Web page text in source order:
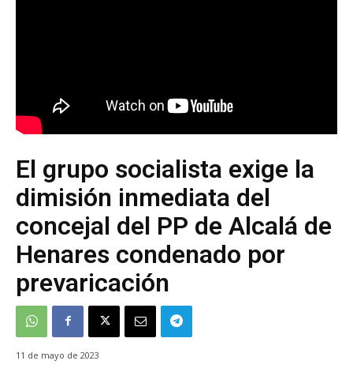
El grupo socialista exige la
dimisión inmediata del
concejal del PP de Alcalá de
Henares condenado por
prevaricación
11 de mayo de 2023